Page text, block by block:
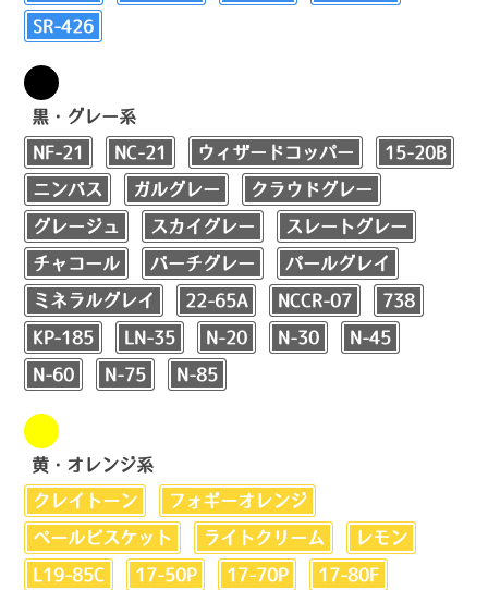
SR-426
黒・グレー系
NF-21 NC-21 ウィザードコッパー 15-20B
ニンバス ガルグレー クラウドグレー
グレージュ スカイグレー スレートグレー
チャコール バーチグレー パールグレイ
ミネラルグレイ 22-65A NCCR-07 738
KP-185 LN-35 N-20 N-30 N-45
N-60 N-75 N-85
黄・オレンジ系
クレイトーン フォギーオレンジ
ペールビスケット ライトクリーム レモン
L19-85C 17-50P 17-70P 17-80F